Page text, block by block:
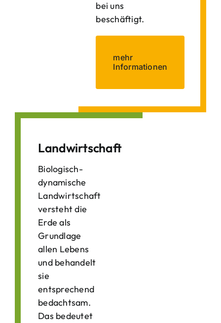
bei uns
beschäftigt.
mehr
Informationen
Landwirtschaft
Biologisch-
dynamische
Landwirtschaft
versteht die
Erde als
Grundlage
allen Lebens
und behandelt
sie
entsprechend
bedachtsam.
Das bedeutet